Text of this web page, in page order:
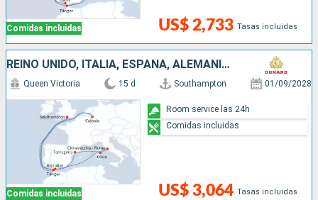
Comidas incluidas US$ 2,733 Tasas incluidas
REINO UNIDO, ITALIA, ESPAÑA, ALEMANIA, MARRUECOS
Comidas incluidas
Queen Victoria 15 d Southampton 01/09/2028
US$ 3,064 Tasas incluidas
Room service las 24h
Comidas incluidas